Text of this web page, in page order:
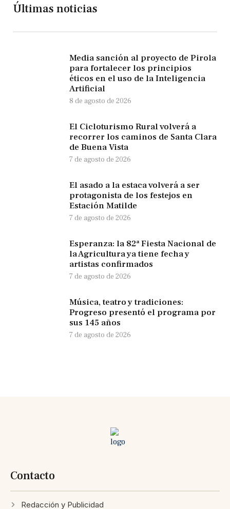
Últimas noticias
Media sanción al proyecto de Pirola
para fortalecer los principios
éticos en el uso de la Inteligencia
Artificial
8 de agosto de 2026
El Cicloturismo Rural volverá a
recorrer los caminos de Santa Clara
de Buena Vista
7 de agosto de 2026
El asado a la estaca volverá a ser
protagonista de los festejos en
Estación Matilde
7 de agosto de 2026
Esperanza: la 82ª Fiesta Nacional de
la Agricultura ya tiene fecha y
artistas confirmados
7 de agosto de 2026
Música, teatro y tradiciones:
Progreso presentó el programa por
sus 145 años
7 de agosto de 2026
Contacto
Redacción y Publicidad